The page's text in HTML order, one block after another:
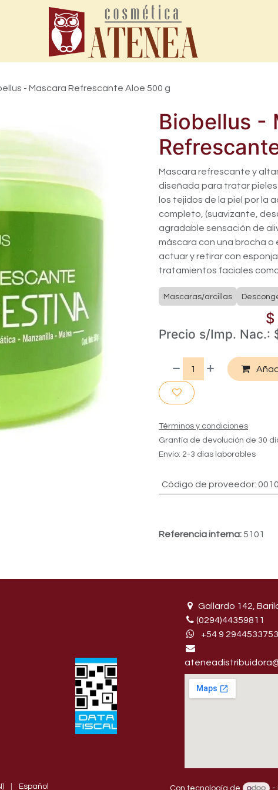
- Mascara Refrescante Aloe 500 g
Biobellus -
Mascara refrescante y
diseñada para tratar
los tejidos de la piel por la
completo, (suavizante,
agradable sensación de
máscara con una brocha
actuar y retirar con
tratamientos faciales
Mascaras/arcillas
$
Precio s/Imp. Nac.:
Términos y condiciones
Grantía de devolución de 30
Envío: 2-3 días laborables
Còdigo de proveedor:
Referencia interna:5101
Gallardo 142,
(0294)44359811
+54 9 29445​33753
Español Con tecnología de -